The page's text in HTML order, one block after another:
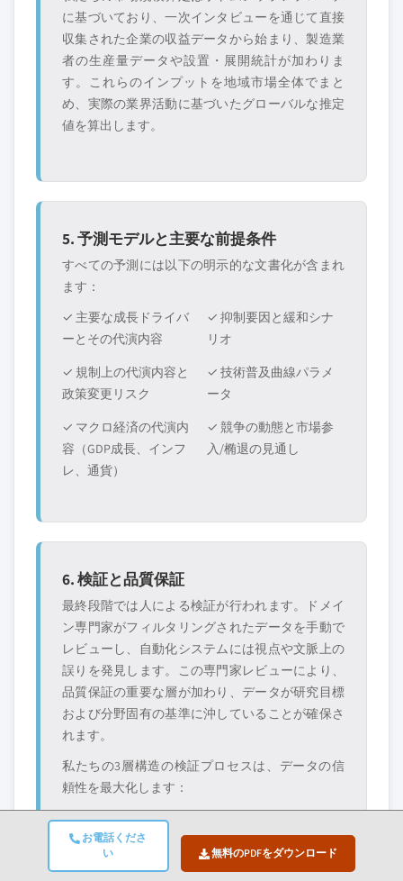
お電話くださ
い
無料のPDFをダウンロード
に基づいており、一次インタビューを通じて直接
収集された企業の収益データから始まり、製造業
者の生産量データや設置・展開統計が加わりま
す。これらのインプットを地域市場全体でまと
め、実際の業界活動に基づいたグローバルな推定
値を算出します。
5. 予測モデルと主要な前提条件
すべての予測には以下の明示的な文書化が含まれ
ます：
✓ 主要な成長ドライバ
ーとその代演内容
✓ 抑制要因と緩和シナ
リオ
✓ 規制上の代演内容と
政策変更リスク
✓ 技術普及曲線パラメ
ータ
✓ マクロ経済の代演内
容（GDP成長、インフ
レ、通貨）
✓ 競争の動態と市場参
入/椭退の見通し
6. 検証と品質保証
最終段階では人による検証が行われます。ドメイ
ン専門家がフィルタリングされたデータを手動で
レビューし、自動化システムには視点や文脈上の
誤りを発見します。この専門家レビューにより、
品質保証の重要な層が加わり、データが研究目標
および分野固有の基準に沖していることが確保さ
れます。
私たちの3層構造の検証プロセスは、データの信
頼性を最大化します：
✓ 統計的検証
✓ 専門家検証
ック